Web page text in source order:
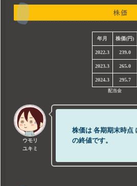
株価
年月 株価(円)
2022.3 239.0
2023.3 265.0
2024.3 295.7
配当金
ウモリ
ユキミ
株価は各期期末時点
の終値です。